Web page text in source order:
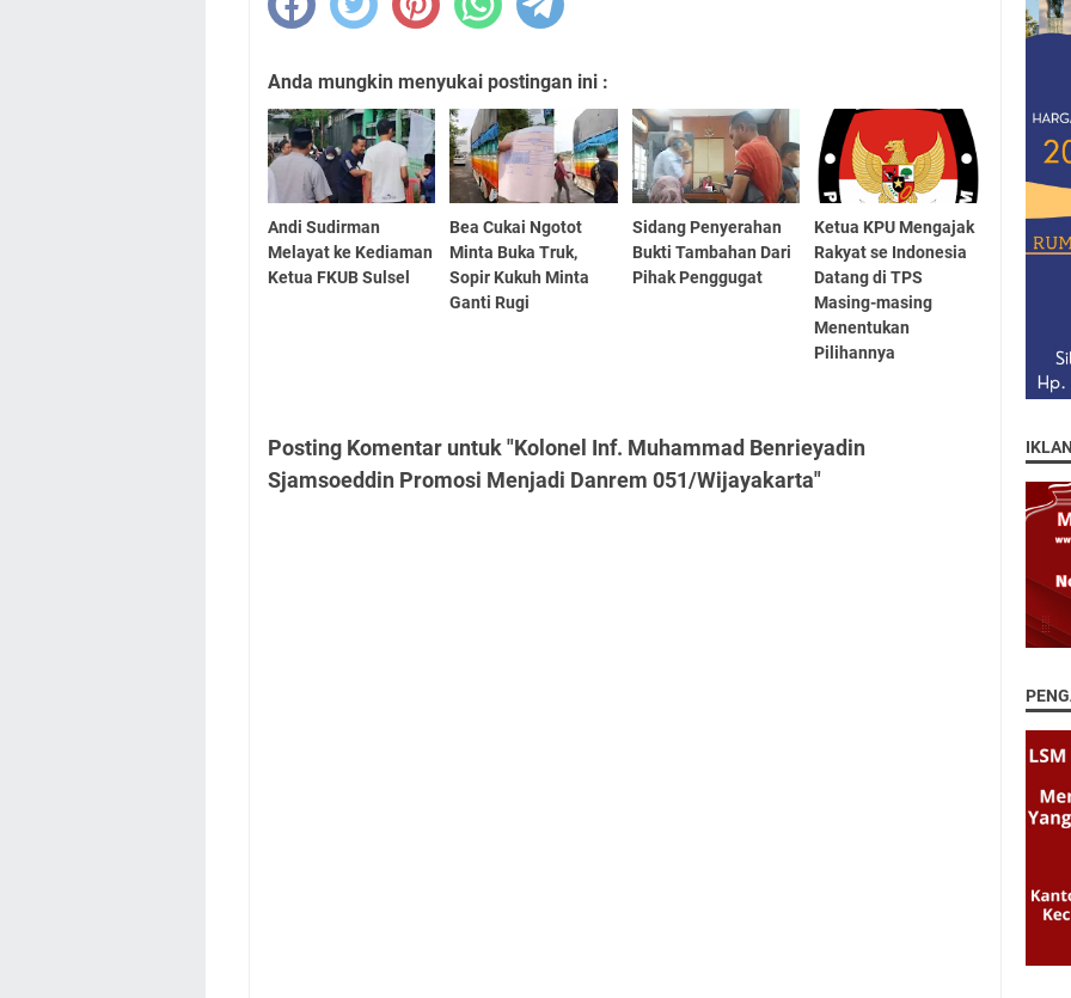
Anda mungkin menyukai postingan ini :
Andi Sudirman
Melayat ke Kediaman
Ketua FKUB Sulsel
Bea Cukai Ngotot
Minta Buka Truk,
Sopir Kukuh Minta
Ganti Rugi
Sidang Penyerahan
Bukti Tambahan Dari
Pihak Penggugat
Ketua KPU Mengajak
Rakyat se Indonesia
Datang di TPS
Masing-masing
Menentukan
Pilihannya
Posting Komentar untuk "Kolonel Inf. Muhammad Benrieyadin
Sjamsoeddin Promosi Menjadi Danrem 051/Wijayakarta"